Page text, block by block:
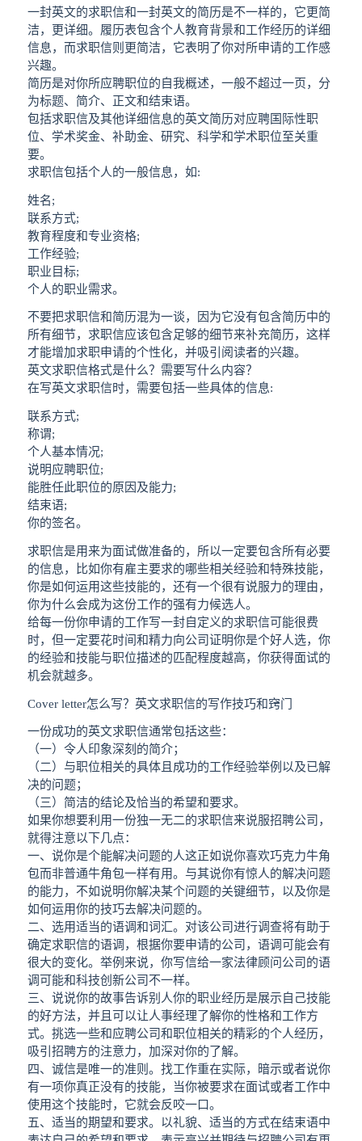
一封英文的求职信和一封英文的简历是不一样的，它更简
洁，更详细。履历表包含个人教育背景和工作经历的详细
信息，而求职信则更简洁，它表明了你对所申请的工作感
兴趣。
简历是对你所应聘职位的自我概述，一般不超过一页，分
为标题、简介、正文和结束语。
包括求职信及其他详细信息的英文简历对应聘国际性职
位、学术奖金、补助金、研究、科学和学术职位至关重
要。
求职信包括个人的一般信息，如:
姓名;
联系方式;
教育程度和专业资格;
工作经验;
职业目标;
个人的职业需求。
不要把求职信和简历混为一谈，因为它没有包含简历中的
所有细节，求职信应该包含足够的细节来补充简历，这样
才能增加求职申请的个性化，并吸引阅读者的兴趣。
英文求职信格式是什么？需要写什么内容？
在写英文求职信时，需要包括一些具体的信息:
联系方式;
称谓;
个人基本情况;
说明应聘职位;
能胜任此职位的原因及能力;
结束语;
你的签名。
求职信是用来为面试做准备的，所以一定要包含所有必要
的信息，比如你有雇主要求的哪些相关经验和特殊技能，
你是如何运用这些技能的，还有一个很有说服力的理由，
你为什么会成为这份工作的强有力候选人。
给每一份你申请的工作写一封自定义的求职信可能很费
时，但一定要花时间和精力向公司证明你是个好人选，你
的经验和技能与职位描述的匹配程度越高，你获得面试的
机会就越多。
Cover letter怎么写？英文求职信的写作技巧和窍门
一份成功的英文求职信通常包括这些：
（一）令人印象深刻的简介；
（二）与职位相关的具体且成功的工作经验举例以及已解
决的问题；
（三）简洁的结论及恰当的希望和要求。
如果你想要利用一份独一无二的求职信来说服招聘公司，
就得注意以下几点：
一、说你是个能解决问题的人这正如说你喜欢巧克力牛角
包而非普通牛角包一样有用。与其说你有惊人的解决问题
的能力，不如说明你解决某个问题的关键细节，以及你是
如何运用你的技巧去解决问题的。
二、选用适当的语调和词汇。对该公司进行调查将有助于
确定求职信的语调，根据你要申请的公司，语调可能会有
很大的变化。举例来说，你写信给一家法律顾问公司的语
调可能和科技创新公司不一样。
三、说说你的故事告诉别人你的职业经历是展示自己技能
的好方法，并且可以让人事经理了解你的性格和工作方
式。挑选一些和应聘公司和职位相关的精彩的个人经历，
吸引招聘方的注意力，加深对你的了解。
四、诚信是唯一的准则。找工作重在实际，暗示或者说你
有一项你真正没有的技能，当你被要求在面试或者工作中
使用这个技能时，它就会反咬一口。
五、适当的期望和要求。以礼貌、适当的方式在结束语中